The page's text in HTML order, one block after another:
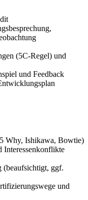
(5C-Regel) und
und Feedback
Why, Ishikawa, Bowtie)
Interessenkonflikte
(beaufsichtigt, ggf.
und